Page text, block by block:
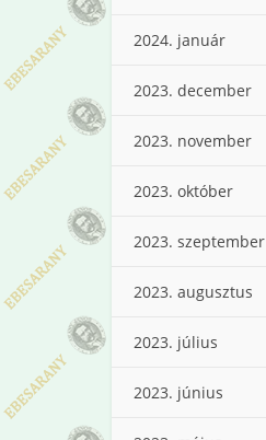
2024. január
2023. december
2023. november
2023. október
2023. szeptember
2023. augusztus
2023. július
2023. június